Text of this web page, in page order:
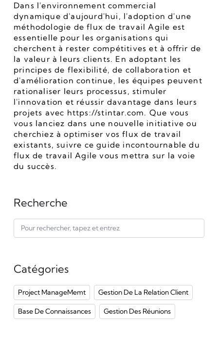
Dans l'environnement commercial
dynamique d'aujourd'hui, l'adoption d'une
méthodologie de flux de travail Agile est
essentielle pour les organisations qui
cherchent à rester compétitives et à offrir de
la valeur à leurs clients. En adoptant les
principes de flexibilité, de collaboration et
d'amélioration continue, les équipes peuvent
rationaliser leurs processus, stimuler
l'innovation et réussir davantage dans leurs
projets avec https://stintar.com. Que vous
vous lanciez dans une nouvelle initiative ou
cherchiez à optimiser vos flux de travail
existants, suivre ce guide incontournable du
flux de travail Agile vous mettra sur la voie
du succès.
Recherche
Catégories
Project ManageMemt Gestion De La Relation Client
Base De Connaissances Gestion Des Réunions